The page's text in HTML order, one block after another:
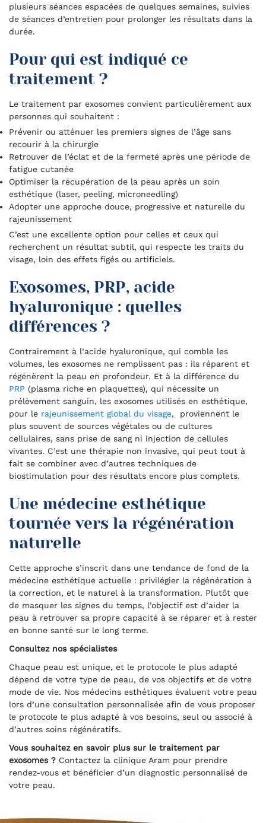
plusieurs séances espacées de quelques semaines, suivies
de séances d’entretien pour prolonger les résultats dans la
durée.
Pour qui est indiqué ce
traitement ?
Le traitement par exosomes convient particulièrement aux
personnes qui souhaitent :
Prévenir ou atténuer les premiers signes de l’âge sans
recourir à la chirurgie
Retrouver de l’éclat et de la fermeté après une période de
fatigue cutanée
Optimiser la récupération de la peau après un soin
esthétique (laser, peeling, microneedling)
Adopter une approche douce, progressive et naturelle du
rajeunissement
C’est une excellente option pour celles et ceux qui
recherchent un résultat subtil, qui respecte les traits du
visage, loin des effets figés ou artificiels.
Exosomes, PRP, acide
hyaluronique : quelles
différences ?
Contrairement à l’acide hyaluronique, qui comble les
volumes, les exosomes ne remplissent pas : ils réparent et
régénèrent la peau en profondeur. Et à la différence du
PRP (plasma riche en plaquettes), qui nécessite un
prélèvement sanguin, les exosomes utilisés en esthétique,
pour le rajeunissement global du visage, proviennent le
plus souvent de sources végétales ou de cultures
cellulaires, sans prise de sang ni injection de cellules
vivantes. C’est une thérapie non invasive, qui peut tout à
fait se combiner avec d’autres techniques de
biostimulation pour des résultats encore plus complets.
Une médecine esthétique
tournée vers la régénération
naturelle
Cette approche s’inscrit dans une tendance de fond de la
médecine esthétique actuelle : privilégier la régénération à
la correction, et le naturel à la transformation. Plutôt que
de masquer les signes du temps, l’objectif est d’aider la
peau à retrouver sa propre capacité à se réparer et à rester
en bonne santé sur le long terme.
Consultez nos spécialistes
Chaque peau est unique, et le protocole le plus adapté
dépend de votre type de peau, de vos objectifs et de votre
mode de vie. Nos médecins esthétiques évaluent votre peau
lors d’une consultation personnalisée afin de vous proposer
le protocole le plus adapté à vos besoins, seul ou associé à
d’autres soins régénératifs.
Vous souhaitez en savoir plus sur le traitement par
exosomes ? Contactez la clinique Aram pour prendre
rendez-vous et bénéficier d’un diagnostic personnalisé de
votre peau.